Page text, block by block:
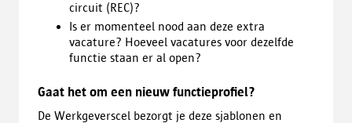
circuit (REC)?
Is er momenteel nood aan deze extra
vacature? Hoeveel vacatures voor dezelfde
functie staan er al open?
Gaat het om een nieuw functieprofiel?
De Werkgeverscel bezorgt je deze sjablonen en